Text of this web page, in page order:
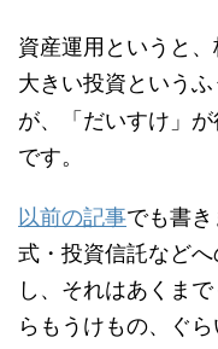
資産運用というと
大きい投資という
が、「だいすけ」が
です。
以前の記事でも書
式・投資信託など
し、それはあくま
らもうけもの、ぐ